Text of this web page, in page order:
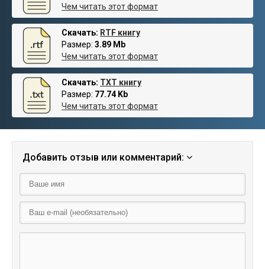
Чем читать этот формат
Скачать: RTF книгу
Размер: 3.89 Mb
Чем читать этот формат
Скачать: TXT книгу
Размер: 77.74 Kb
Чем читать этот формат
Добавить отзыв или комментарий: